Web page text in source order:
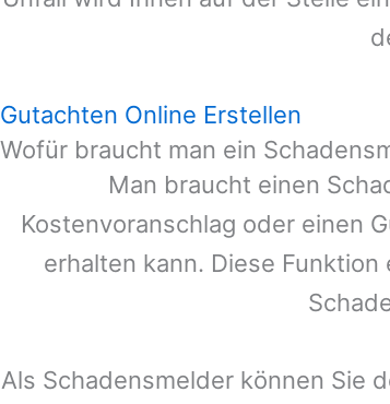
Gutachten Online Erstellen
Wofür braucht man ein
Man braucht einen
Kostenvoranschlag oder einen
erhalten kann. Diese
Als Schadensmelder können Sie